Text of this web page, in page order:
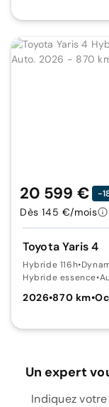
Toyota Yaris 4
Hybride 116h•
Hybride essence•
2026•870 km•
20 599 € -
Dès 145 €/mois
Un expert
Indiquez